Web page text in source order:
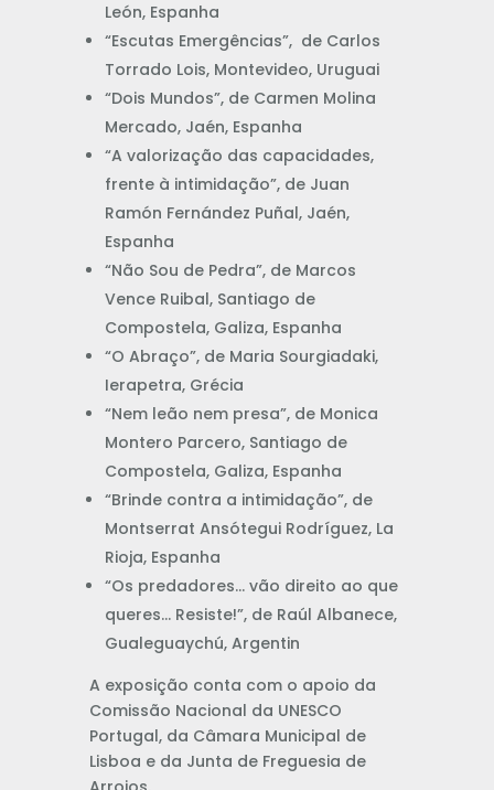
León, Espanha
“Escutas Emergências”, de Carlos
Torrado Lois, Montevideo, Uruguai
“Dois Mundos”, de Carmen Molina
Mercado, Jaén, Espanha
“A valorização das capacidades,
frente à intimidação”, de Juan
Ramón Fernández Puñal, Jaén,
Espanha
“Não Sou de Pedra”, de Marcos
Vence Ruibal, Santiago de
Compostela, Galiza, Espanha
“O Abraço”, de Maria Sourgiadaki,
Ierapetra, Grécia
“Nem leão nem presa”, de Monica
Montero Parcero, Santiago de
Compostela, Galiza, Espanha
“Brinde contra a intimidação”, de
Montserrat Ansótegui Rodríguez, La
Rioja, Espanha
“Os predadores… vão direito ao que
queres… Resiste!”, de Raúl Albanece,
Gualeguaychú, Argentin
A exposição conta com o apoio da
Comissão Nacional da UNESCO
Portugal, da Câmara Municipal de
Lisboa e da Junta de Freguesia de